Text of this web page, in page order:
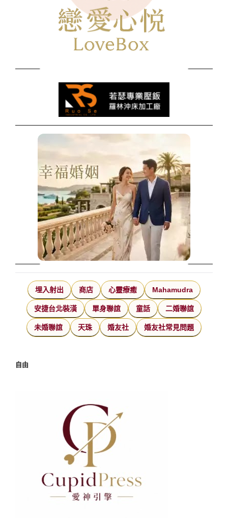
埋入射出 商店 心靈療癒 Mahamudra
安捷台北裝潢 單身聯誼 童話 二婚聯誼
未婚聯誼 天珠 婚友社 婚友社常見問題
自由